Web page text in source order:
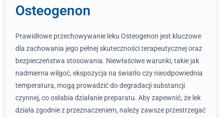
Osteogenon
Prawidłowe przechowywanie leku Osteogenon jest kluczowe
dla zachowania jego pełnej skuteczności terapeutycznej oraz
bezpieczeństwa stosowania. Niewłaściwe warunki, takie jak
nadmierna wilgoć, ekspozycja na światło czy nieodpowiednia
temperatura, mogą prowadzić do degradacji substancji
czynnej, co osłabia działanie preparatu. Aby zapewnić, że lek
działa zgodnie z przeznaczeniem, należy zawsze przestrzegać